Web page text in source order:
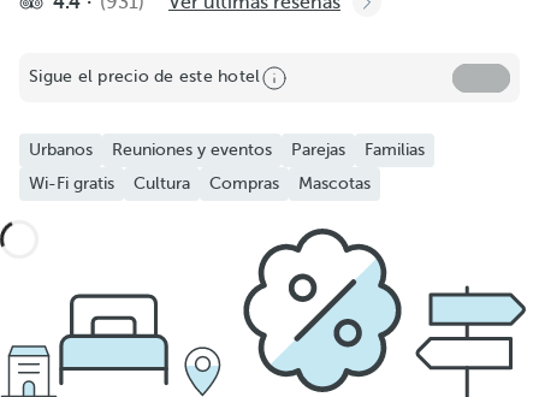
Sigue el precio de este hotel
Urbanos Reuniones y eventos Parejas
Familias
Wi-Fi gratis
Cultura Compras Mascotas